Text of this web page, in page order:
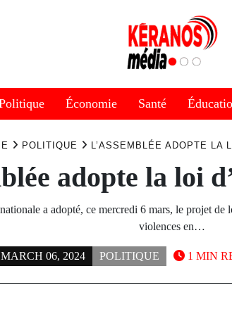
Économie Santé
POLITIQUE L’ASSEMBLÉE ADOPTE LA
adopte la loi
a adopté, ce mercredi 6 mars, le projet de
violences en…
MARCH 06, 2024 POLITIQUE 1 MIN